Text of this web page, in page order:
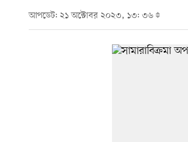
আপডেট: ২১ অক্টোবর ২০২৩, ১৩: ৩৬